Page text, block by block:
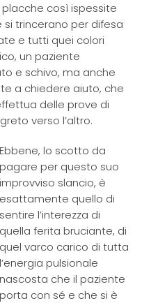
così ispessite
trincerano per difesa
e tutti quei colori
un paziente
e schivo, ma anche
a chiedere aiuto, che
delle prove di
verso l’altro.
Ebbene, lo scotto da
pagare per questo suo
improvviso slancio, è
esattamente quello di
sentire l’interezza di
quella ferita bruciante, di
quel varco carico di tutta
l’energia pulsionale
nascosta che il paziente
porta con sé e che si è